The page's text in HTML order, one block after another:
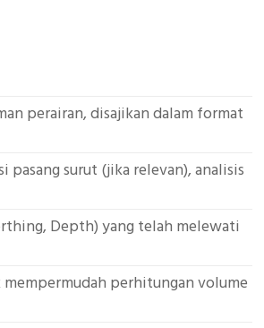
perairan, disajikan dalam format
surut (jika relevan), analisis
Depth) yang telah melewati
perhitungan volume